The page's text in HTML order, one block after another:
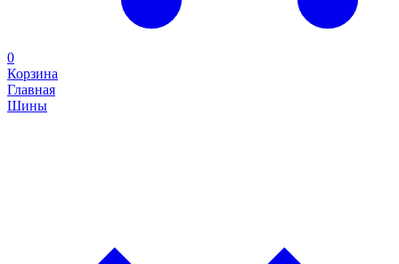
0
Корзина
Главная
Шины